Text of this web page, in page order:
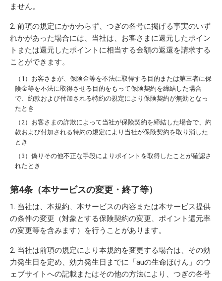
ません。
前項の規定にかかわらず、つぎの各号に掲げる事実のいず
れかがあった場合には、当社は、お客さまに還元したポイン
トまたは還元したポイントに相当する金額の返還を請求する
ことができます。
お客さまが、保険金等を不法に取得する目的または第三者に保
険金等を不法に取得させる目的をもって保険契約を締結した場合
で、約款および付加される特約の規定により保険契約が無効となっ
たとき
お客さまの詐欺によって当社が保険契約を締結した場合で、約
款および付加される特約の規定により当社が保険契約を取り消した
とき
偽りその他不正な手段によりポイントを取得したことが確認さ
れたとき
第4条（本サービスの変更・終了等）
当社は、本規約、本サービスの内容または本サービス提供
の条件の変更（対象とする保険契約の変更、ポイント還元率
の変更等を含みます）を行うことがあります。
当社は前項の規定により本規約を変更する場合は、その効
力発生日を定め、効力発生日までに「auの生命ほけん」のウ
ェブサイトへの記載またはその他の方法により、つぎの各号